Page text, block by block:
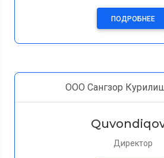
ПОДРОБНЕЕ
ООО Сангзор
Директор